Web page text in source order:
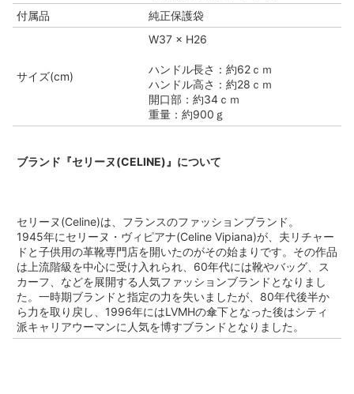
付属品
純正保護袋
サイズ(cm)
W37 × H26
ハンドル長さ：約62ｃｍ
ハンドル高さ：約28ｃｍ
開口部：約34ｃｍ
重量：約900ｇ
ブランド『セリーヌ(CELINE)』について
セリーヌ(Celine)は、フランスのファッションブランド。
1945年にセリーヌ・ヴィピアナ(Celine Vipiana)が、夫リチャー
ドと子供用の革靴専門店を開いたのがその始まりです。その作品
は上流階級を中心に受け入れられ、60年代には靴やバッグ、ス
カーフ、などを展開する人気ファッションブランドとなりまし
た。一時期ブランドと指定の力を失いましたが、80年代後半か
ら力を取り戻し、1996年にはLVMHの傘下となった後はシティ
派キャリアウーマンに人気を博すブランドとなりました。